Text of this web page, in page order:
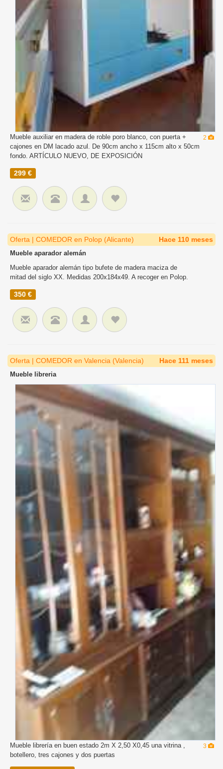
2
Mueble auxiliar en madera de roble poro blanco, con puerta +
cajones en DM lacado azul. De 90cm ancho x 115cm alto x 50cm
fondo. ARTÍCULO NUEVO, DE EXPOSICIÓN
299 €
Oferta | COMEDOR en Polop (Alicante) Hace 110 meses
Mueble aparador alemán
Mueble aparador alemán tipo bufete de madera maciza de
mitad del siglo XX. Medidas 200x184x49. A recoger en Polop.
350 €
Oferta | COMEDOR en Valencia (Valencia) Hace 111 meses
Mueble libreria
3
Mueble librería en buen estado 2m X 2,50 X0,45 una vitrina ,
botellero, tres cajones y dos puertas